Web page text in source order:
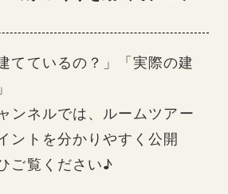
てているの？」「実際の建
ンネルでは、ルームツアー
ントを分かりやすく公開
ご覧ください♪